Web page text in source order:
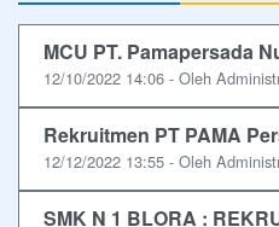
MCU PT. Pamapersada
12/10/2022 14:06 - Oleh
Rekruitmen PT PAMA
12/12/2022 13:55 - Oleh
SMK N 1 BLORA :